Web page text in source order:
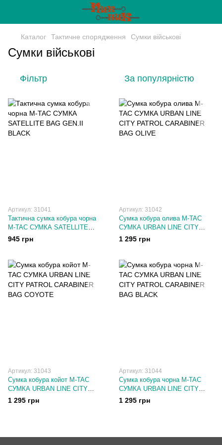
Каталог Тактичне спорядження Сумки військові
Сумки військові
Фільтр За популярністю
Артикул: 31041
Тактична сумка кобура чорна
M-TAC СУМКА SATELLITE
BAG GEN.II BLACK
945 грн
Артикул: 31042
Сумка кобура олива M-TAC
СУМКА URBAN LINE CITY
PATROL CARABINER BAG
1 295 грн
Артикул: 31043
Сумка кобура койот M-TAC
СУМКА URBAN LINE CITY
PATROL CARABINER BAG
COYOTE
1 295 грн
Артикул: 31044
Сумка кобура чорна M-TAC
СУМКА URBAN LINE CITY
PATROL CARABINER BAG
1 295 грн